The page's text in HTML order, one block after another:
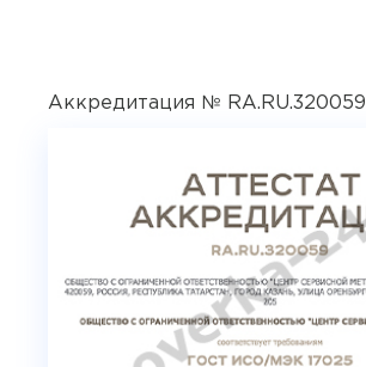
Аккредитация № RA.RU.320059